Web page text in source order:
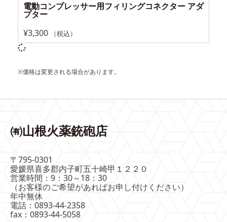
電動コンプレッサー用フィリングコネクター アダ
プター
¥3,300 （税込）
※価格は変更される場合があります。
㈲山根火薬銃砲店
〒795-0301
愛媛県喜多郡内子町五十崎甲１２２０
営業時間：9：30～18：30
（お客様のご希望があればお申し付けください）
年中無休
電話：0893-44-2358
fax：0893-44-5058